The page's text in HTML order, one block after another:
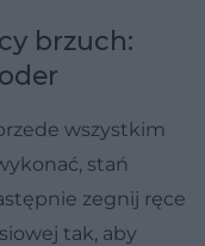
brzuch:
wszystkim
stań
zegnij ręce
tak, aby